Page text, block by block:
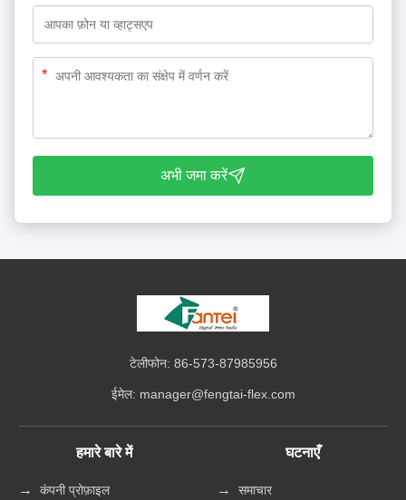
*
अभी जमा करें
टेलीफोन: 86-573-87985956
ईमेल: manager@fengtai-flex.com
हमारे बारे में
कंपनी प्रोफ़ाइल
घटनाएँ
समाचार